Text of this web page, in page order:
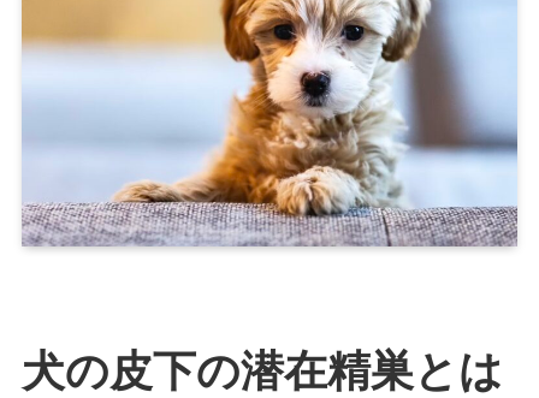
犬の皮下の潜在精巣とは